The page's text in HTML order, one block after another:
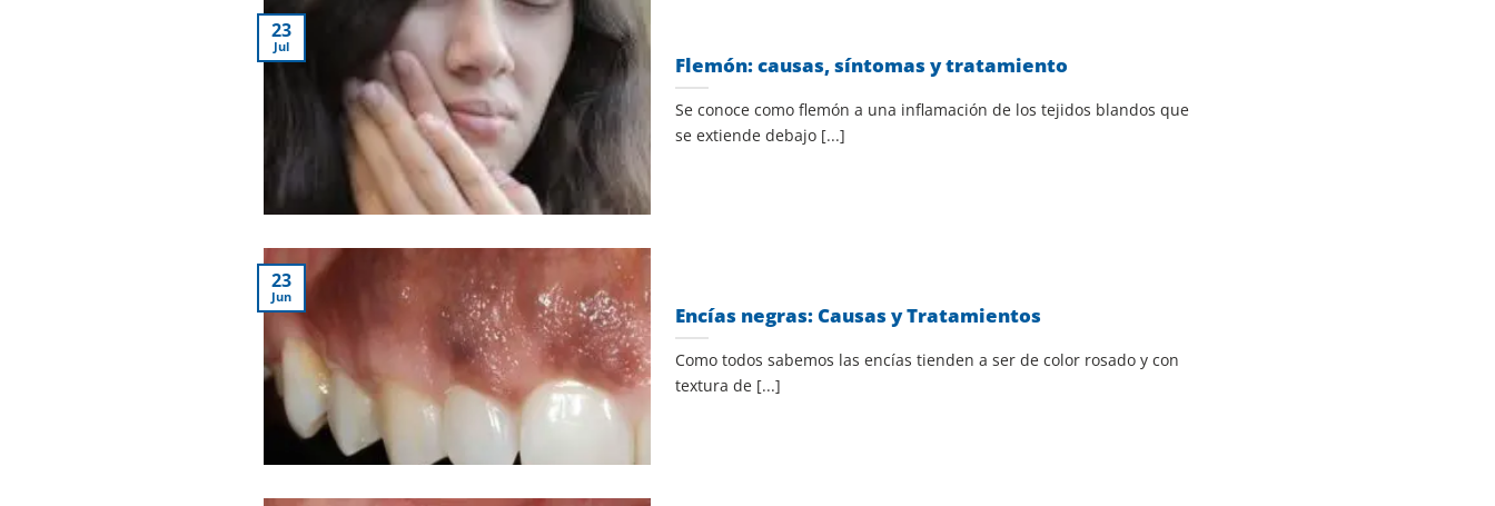
Flemón: causas, síntomas y tratamiento
Se conoce como flemón a una inflamación de los tejidos blandos que
se extiende debajo [...]
23
Jul
Encías negras: Causas y Tratamientos
Como todos sabemos las encías tienden a ser de color rosado y con
textura de [...]
23
Jun